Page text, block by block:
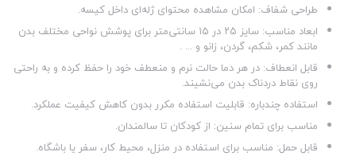
طراحی شفاف: امکان مشاهده محتوای ژله‌ای داخل کیسه.
ابعاد مناسب: سایز ۲۵ در ۱۵ سانتی‌متر برای پوشش نواحی مختلف بدن
مانند کمر، شکم، گردن، زانو و ... .
قابل انعطاف: در هر دما حالت نرم و منعطف خود را حفظ کرده و به راحتی
روی نقاط دردناک بدن می‌نشیند.
استفاده چندباره: قابلیت استفاده مکرر بدون کاهش کیفیت عملکرد.
مناسب برای تمام سنین: از کودکان تا سالمندان.
قابل حمل: مناسب برای استفاده در منزل، محیط کار، سفر یا باشگاه.